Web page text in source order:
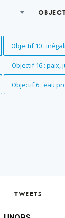
Supprimer le filtre
Objectif 10 :
Supprimer le filtre
Objectif 16 :
sexes
Supprimer le filtre
Objectif 6 : eau
TWEETS